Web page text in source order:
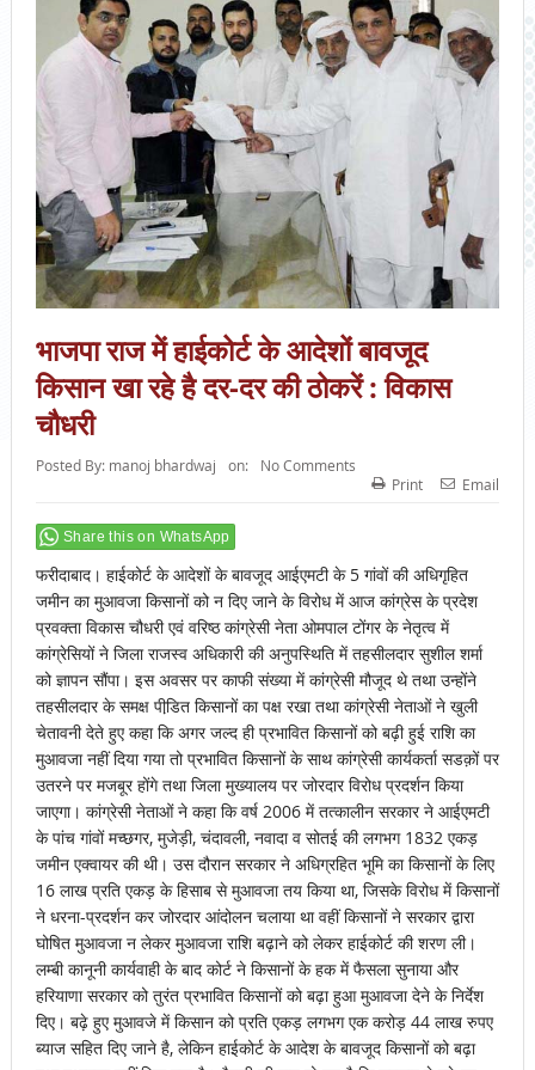
भाजपा राज में हाईकोर्ट के आदेशों बावजूद
किसान खा रहे है दर-दर की ठोकरें : विकास
चौधरी
Posted By: manoj bhardwaj on:
No Comments
Print
Email
Share this on WhatsApp
फरीदाबाद। हाईकोर्ट के आदेशों के बावजूद आईएमटी के 5 गांवों की अधिगृहित
जमीन का मुआवजा किसानों को न दिए जाने के विरोध में आज कांग्रेस के प्रदेश
प्रवक्ता विकास चौधरी एवं वरिष्ठ कांग्रेसी नेता ओमपाल टोंगर के नेतृत्व में
कांग्रेसियों ने जिला राजस्व अधिकारी की अनुपस्थिति में तहसीलदार सुशील शर्मा
को ज्ञापन सौंपा। इस अवसर पर काफी संख्या में कांग्रेसी मौजूद थे तथा उन्होंने
तहसीलदार के समक्ष पीडि़त किसानों का पक्ष रखा तथा कांग्रेसी नेताओं ने खुली
चेतावनी देते हुए कहा कि अगर जल्द ही प्रभावित किसानों को बढ़ी हुई राशि का
मुआवजा नहीं दिया गया तो प्रभावित किसानों के साथ कांग्रेसी कार्यकर्ता सडक़ों पर
उतरने पर मजबूर होंगे तथा जिला मुख्यालय पर जोरदार विरोध प्रदर्शन किया
जाएगा। कांग्रेसी नेताओं ने कहा कि वर्ष 2006 में तत्कालीन सरकार ने आईएमटी
के पांच गांवों मच्छगर, मुजेड़ी, चंदावली, नवादा व सोतई की लगभग 1832 एकड़
जमीन एक्वायर की थी। उस दौरान सरकार ने अधिग्रहित भूमि का किसानों के लिए
16 लाख प्रति एकड़ के हिसाब से मुआवजा तय किया था, जिसके विरोध में किसानों
ने धरना-प्रदर्शन कर जोरदार आंदोलन चलाया था वहीं किसानों ने सरकार द्वारा
घोषित मुआवजा न लेकर मुआवजा राशि बढ़ाने को लेकर हाईकोर्ट की शरण ली।
लम्बी कानूनी कार्यवाही के बाद कोर्ट ने किसानों के हक में फैसला सुनाया और
हरियाणा सरकार को तुरंत प्रभावित किसानों को बढ़ा हुआ मुआवजा देने के निर्देश
दिए। बढ़े हुए मुआवजे में किसान को प्रति एकड़ लगभग एक करोड़ 44 लाख रुपए
ब्याज सहित दिए जाने है, लेकिन हाईकोर्ट के आदेश के बावजूद किसानों को बढ़ा